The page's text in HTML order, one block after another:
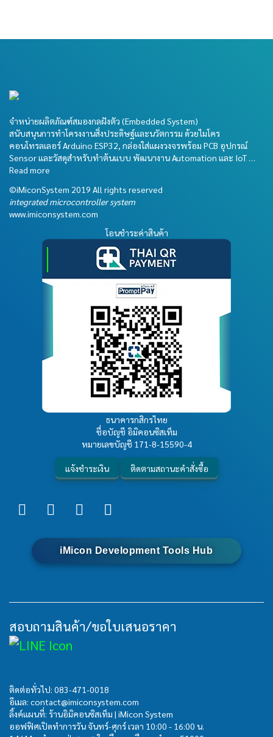
จำหน่ายผลิตภัณฑ์สมองกลฝังตัว (Embedded System)
สนับสนุนการทำโครงงานสิ่งประดิษฐ์และนวัตกรรม ด้วยไมโคร
คอนโทรลเลอร์ Arduino ESP32, กล่องใส่แผงวงจรพร้อม PCB อุปกรณ์
Sensor และวัสดุสำหรับทำต้นแบบ พัฒนางาน Automation และ IoT …
Read more
©iMiconSystem 2019 All rights reserved
integrated microcontroller system
www.imiconsystem.com
โอนชำระค่าสินค้า
ธนาคารกสิกรไทย
ชื่อบัญชี อิมิคอนซิสเท็ม
หมายเลขบัญชี 171-8-15590-4
แจ้งชำระเงิน ติดตามสถานะคำสั่งซื้อ
iMicon Development Tools Hub
สอบถามสินค้า/ขอใบเสนอราคา
ติดต่อทั่วไป: 083-471-0018
อีเมล: contact@imiconsystem.com
ลิ้งค์แผนที่: ร้านอิมิคอนซิสเท็ม | iMicon System
ออฟฟิศเปิดทำการวัน จันทร์-ศุกร์ เวลา 10:00 - 16:00 น.